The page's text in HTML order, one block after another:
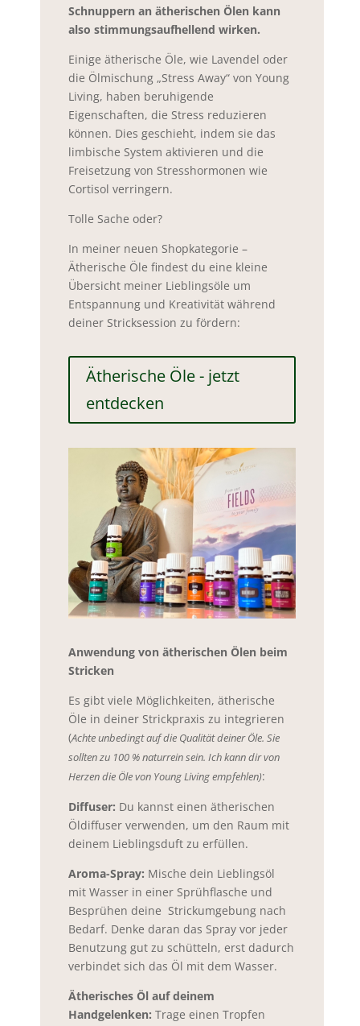
Schnuppern an ätherischen Ölen kann
also stimmungsaufhellend wirken.
Einige ätherische Öle, wie Lavendel oder
die Ölmischung „Stress Away“ von Young
Living, haben beruhigende
Eigenschaften, die Stress reduzieren
können. Dies geschieht, indem sie das
limbische System aktivieren und die
Freisetzung von Stresshormonen wie
Cortisol verringern.
Tolle Sache oder?
In meiner neuen Shopkategorie –
Ätherische Öle findest du eine kleine
Übersicht meiner Lieblingsöle um
Entspannung und Kreativität während
deiner Stricksession zu fördern:
Ätherische Öle - jetzt
entdecken
Anwendung von ätherischen Ölen beim
Stricken
Es gibt viele Möglichkeiten, ätherische
Öle in deiner Strickpraxis zu integrieren
(Achte unbedingt auf die Qualität deiner Öle. Sie
sollten zu 100 % naturrein sein. Ich kann dir von
Herzen die Öle von Young Living empfehlen):
Diffuser: Du kannst einen ätherischen
Öldiffuser verwenden, um den Raum mit
deinem Lieblingsduft zu erfüllen.
Aroma-Spray: Mische dein Lieblingsöl
mit Wasser in einer Sprühflasche und
Besprühen deine Strickumgebung nach
Bedarf. Denke daran das Spray vor jeder
Benutzung gut zu schütteln, erst dadurch
verbindet sich das Öl mit dem Wasser.
Ätherisches Öl auf deinem
Handgelenken: Trage einen Tropfen